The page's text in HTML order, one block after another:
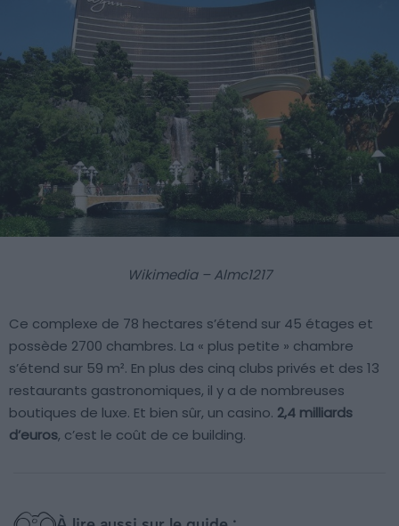
Wikimedia – Almc1217
Ce complexe de 78 hectares s’étend sur 45 étages et
possède 2700 chambres. La « plus petite » chambre
s’étend sur 59 m². En plus des cinq clubs privés et des 13
restaurants gastronomiques, il y a de nombreuses
boutiques de luxe. Et bien sûr, un casino. 2,4 milliards
d’euros, c’est le coût de ce building.